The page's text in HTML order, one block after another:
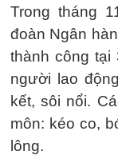
Trong tháng
đoàn Ngân
thành công tại
người lao
kết, sôi nổi.
môn: kéo co,
lông.